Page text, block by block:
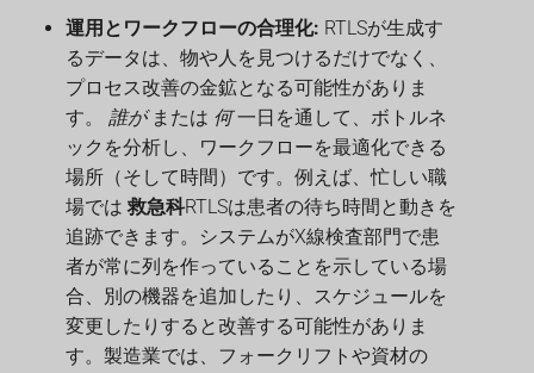
運用とワークフローの合理化: RTLSが生成す
るデータは、物や人を見つけるだけでなく、
プロセス改善の金鉱となる可能性がありま
す。 誰がまたは 何一日を通して、ボトルネ
ックを分析し、ワークフローを最適化できる
場所（そして時間）です。例えば、忙しい職
場では救急科RTLSは患者の待ち時間と動きを
追跡できます。システムがX線検査部門で患
者が常に列を作っていることを示している場
合、別の機器を追加したり、スケジュールを
変更したりすると改善する可能性がありま
す。製造業では、フォークリフトや資材の